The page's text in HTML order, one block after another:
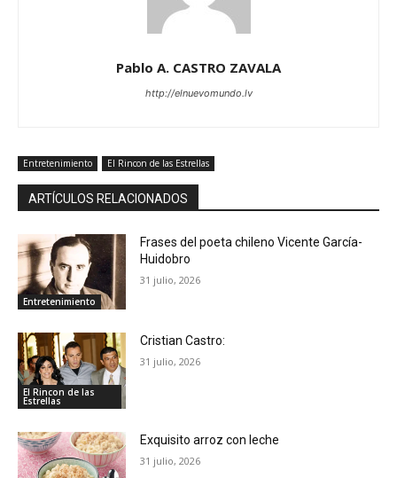
Pablo A. CASTRO ZAVALA
http://elnuevomundo.lv
Entretenimiento El Rincon de las Estrellas
ARTÍCULOS RELACIONADOS
Entretenimiento
Frases del poeta chileno Vicente García-
Huidobro
31 julio, 2026
El Rincon de las
Estrellas
Cristian Castro:
31 julio, 2026
Exquisito arroz con leche
31 julio, 2026